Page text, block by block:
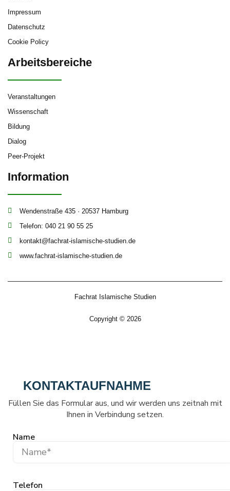
Impressum
Datenschutz
Cookie Policy
Arbeitsbereiche
Veranstaltungen
Wissenschaft
Bildung
Dialog
Peer-Projekt
Information
Wendenstraße 435 · 20537 Hamburg
Telefon: 040 21 90 55 25
kontakt@fachrat-islamische-studien.de
www.fachrat-islamische-studien.de
Fachrat Islamische Studien
Copyright © 2026
KONTAKTAUFNAHME
Füllen Sie das Formular aus, und wir werden uns zeitnah mit
Ihnen in Verbindung setzen.
Name
Telefon